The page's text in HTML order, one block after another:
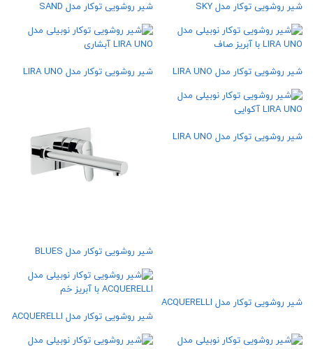
شیر روشویی توکار مدل SKY شیر روشویی توکار مدل SAND
شیر روشویی توکار مدل LIRA UNO شیر روشویی توکار مدل LIRA UNO
شیر روشویی توکار مدل LIRA UNO
شیر روشویی توکار مدل BLUES
شیر روشویی توکار مدل ACQUERELLI
شیر روشویی توکار مدل ACQUERELLI